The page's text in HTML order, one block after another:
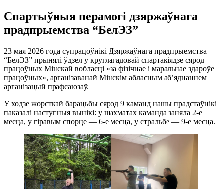
Спартыўныя перамогі дзяржаўнага
прадпрыемства “БелЭЗ”
23 мая 2026 года супрацоўнікі Дзяржаўнага прадпрыемства
“БелЭЗ” прынялі ўдзел у круглагадовай спартакіядзе сярод
працоўных Мінскай вобласці «за фізічнае і маральнае здароўе
працоўных», арганізаванай Мінскім абласным аб’яднаннем
арганізацый прафсаюзаў.
У ходзе жорсткай барацьбы сярод 9 каманд нашы прадстаўнікі
паказалі наступныя вынікі: у шахматах каманда заняла 2-е
месца, у гіравым спорце — 6-е месца, у стральбе — 9-е месца.